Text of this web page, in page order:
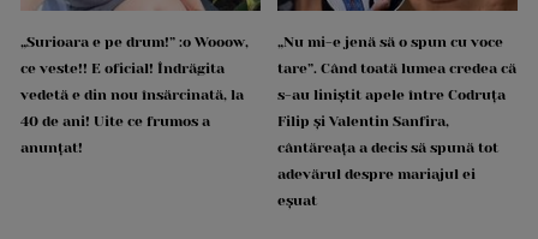
„Surioara e pe drum!” :o Wooow,
ce veste!! E oficial! Îndrăgita
vedetă e din nou însărcinată, la
40 de ani! Uite ce frumos a
anunțat!
„Nu mi-e jenă să o spun cu voce
tare”. Când toată lumea credea că
s-au liniștit apele între Codruța
Filip și Valentin Sanfira,
cântăreața a decis să spună tot
adevărul despre mariajul ei
eșuat